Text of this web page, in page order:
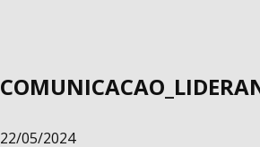
22/05/2024